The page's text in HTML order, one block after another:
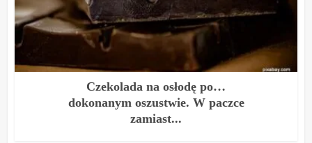
Czekolada na osłodę po…
dokonanym oszustwie. W paczce
zamiast...